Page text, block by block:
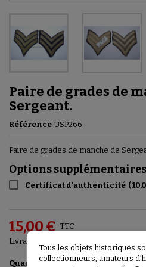
Paire de grades de
Sergeant.
Référence USP266
Paire de grades de manche de
Options supplémentaires
Certificat d'authenticité (
15,00 € TTC
Livraison entre 3 et 5 jours
Quantité 
Tous les objets historiques
collectionneurs, amateurs